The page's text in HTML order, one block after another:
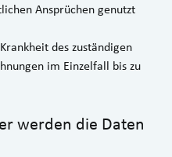
Ansprüchen genutzt
des zuständigen
im Einzelfall bis zu
werden die Daten